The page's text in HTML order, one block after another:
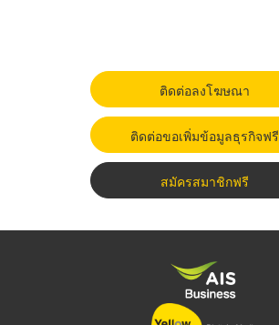
ติดต่อลงโฆษณา
ติดต่อขอเพิ่มข้อมูลธุรกิจฟรี
สมัครสมาชิกฟรี